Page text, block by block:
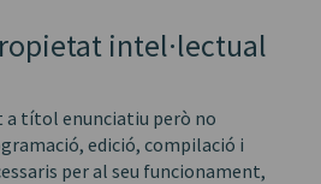
intel·lectual
a títol enunciatiu però no
edició, compilació i
per al seu funcionament,